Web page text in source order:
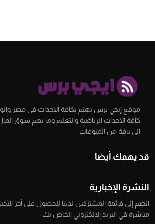
موقع إيجي برس يهتم بكافة الاحداث فى مصر
كافة الاحداث الرياضية والتعليم وما يهم سوق
الى باقة من المنوعات.
قد يهمك أيضا
النشرة الإخبارية
انضم إلى قائمة المشتركين لدينا للحصول على آخر
مباشرة في البريد الالكتروني الخاص بك